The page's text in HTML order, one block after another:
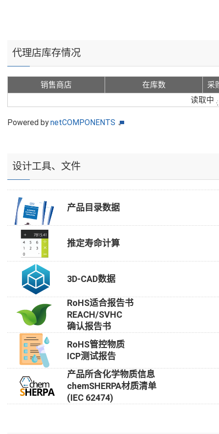
代理店库存情况
销售商店 在库数
采
读取中
Powered bynetCOMPONENTS
设计工具、文件
产品目录数据
推定寿命计算
3D-CAD数据
RoHS适合报告书
REACH/SVHC
确认报告书
RoHS管控物质
ICP测试报告
产品所含化学物质信息
chemSHERPA材质清单
(IEC 62474)